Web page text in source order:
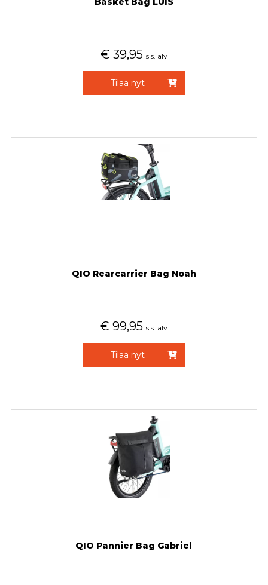
€ 39,95 sis. alv
Tilaa nyt
QIO Rearcarrier Bag Noah
€ 99,95 sis. alv
Tilaa nyt
QIO Pannier Bag Gabriel